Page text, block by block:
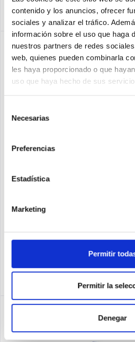
contenido y los anuncios, ofrecer
sociales y analizar el tráfico.
información sobre el uso que haga
nuestros partners de redes
web, quienes pueden combinarla
les haya proporcionado o que
uso que haya hecho de sus
Necesarias
Preferencias
Estadística
Marketing
Permitir
Permitir la
Denegar
(PDUs) ermöglichen eine
Stromversorgung von Systemen und
Recordar
DETALLES